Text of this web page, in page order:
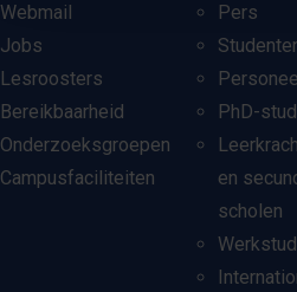
Webmail
Jobs
Lesroosters
Bereikbaarheid
Onderzoeksgroepen
Campusfaciliteiten
Pers
PhD-
en
scholen